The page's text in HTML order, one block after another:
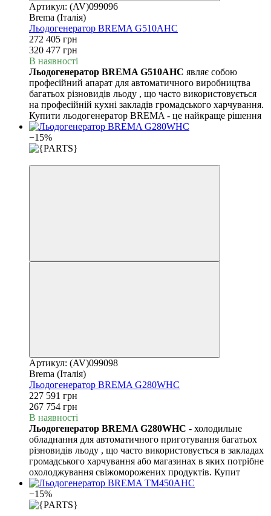
Артикул: (AV)099096
Brema (Італія)
Льодогенератор BREMA G510AHC
272 405 грн
320 477 грн
В наявності
Льодогенератор BREMA G510AHC являє собою
професійний апарат для автоматичного виробництва
багатьох різновидів льоду , що часто використовується
на професійній кухні закладів громадського харчування.
Купити льодогенератор BREMA - це найкраще рішення
−15%
Артикул: (AV)099098
Brema (Італія)
Льодогенератор BREMA G280WHC
227 591 грн
267 754 грн
В наявності
Льодогенератор BREMA G280WHC - холодильне
обладнання для автоматичного приготування багатьох
різновидів льоду , що часто використовується в закладах
громадського харчування або магазинах в яких потрібне
охолоджування свіжоморожених продуктів. Купит
−15%